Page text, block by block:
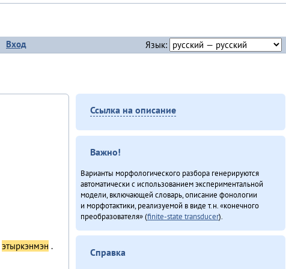
Вход Язык:
этыркэнмэн .
Ссылка на описание
Важно!
Варианты морфологического разбора генерируются
автоматически с использованием экспериментальной
модели, включающей словарь, описание фонологии
и морфотактики, реализуемой в виде т.н. «конечного
преобразователя» (finite-state transducer).
Справка